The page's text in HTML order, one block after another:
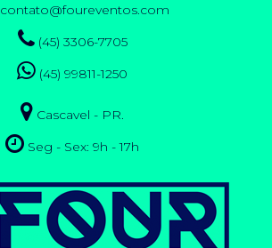
contato@foureventos.com
(45) 3306-7705
(45) 99811-1250
Cascavel - PR.
Seg - Sex: 9h - 17h